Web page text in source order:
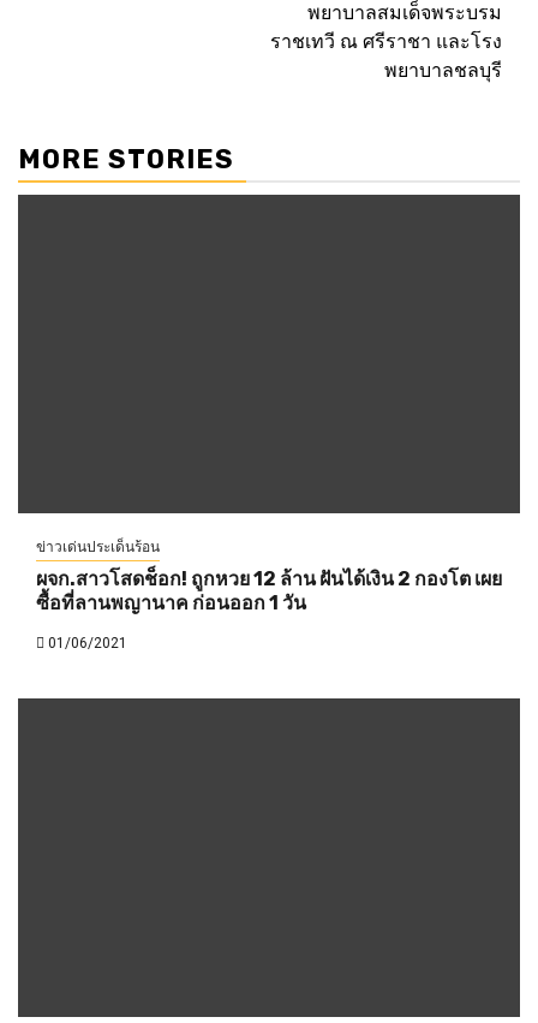
พยาบาลสมเด็จพระบรม
ราชเทวี ณ ศรีราชา และโรง
พยาบาลชลบุรี
MORE STORIES
ข่าวเด่นประเด็นร้อน
ผจก.สาวโสดช็อก! ถูกหวย 12 ล้าน ฝันได้เงิน 2 กองโต เผย
ซื้อที่ลานพญานาค ก่อนออก 1 วัน
01/06/2021